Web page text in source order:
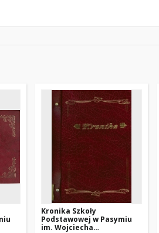
Kronika Szkoły
Podstawowej w Pasymiu
im. Wojciecha